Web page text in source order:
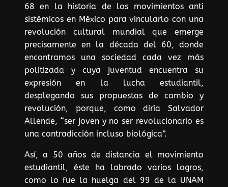
68 en la historia de los movimientos anti
sistémicos en México para vincularlo con una
revolución cultural mundial que emerge
precisamente en la década del 60, donde
encontramos una sociedad cada vez más
politizada y cuya juventud encuentra su
expresión en la lucha estudiantil,
desplegando sus propuestas de cambio y
revolución, porque, como diría Salvador
Allende, “ser joven y no ser revolucionario es
una contradicción incluso biológica”.
Así, a 50 años de distancia el movimiento
estudiantil, éste ha labrado varios logros,
como lo fue la huelga del 99 de la UNAM